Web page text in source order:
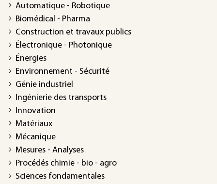
Automatique - Robotique
Biomédical - Pharma
Construction et travaux publics
Électronique - Photonique
Énergies
Environnement - Sécurité
Génie industriel
Ingénierie des transports
Innovation
Matériaux
Mécanique
Mesures - Analyses
Procédés chimie - bio - agro
Sciences fondamentales